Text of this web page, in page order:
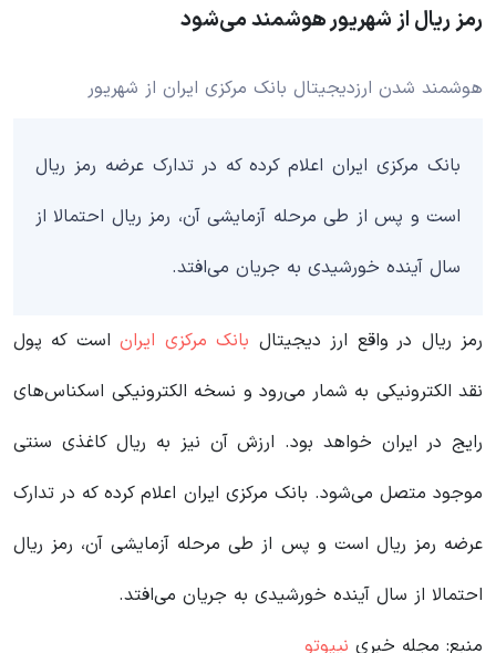
رمز ریال از شهریور هوشمند می‌شود
هوشمند شدن ارزدیجیتال بانک مرکزی ایران از شهریور
بانک مرکزی ایران اعلام کرده که در تدارک عرضه رمز ریال
است و پس از طی مرحله آزمایشی آن، رمز ریال احتمالا از
سال آینده خورشیدی به جریان می‌افتد.
رمز ریال در واقع ارز دیجیتال بانک مرکزی ایراناست که پول
نقد الکترونیکی به شمار می‌رود و نسخه الکترونیکی اسکناس‌های
رایج در ایران خواهد بود. ارزش آن نیز به ریال کاغذی سنتی
موجود متصل می‌شود. بانک مرکزی ایران اعلام کرده که در تدارک
عرضه رمز ریال است و پس از طی مرحله آزمایشی آن، رمز ریال
احتمالا از سال آینده خورشیدی به جریان می‌افتد.
منبع: مجله خبری نیپوتو